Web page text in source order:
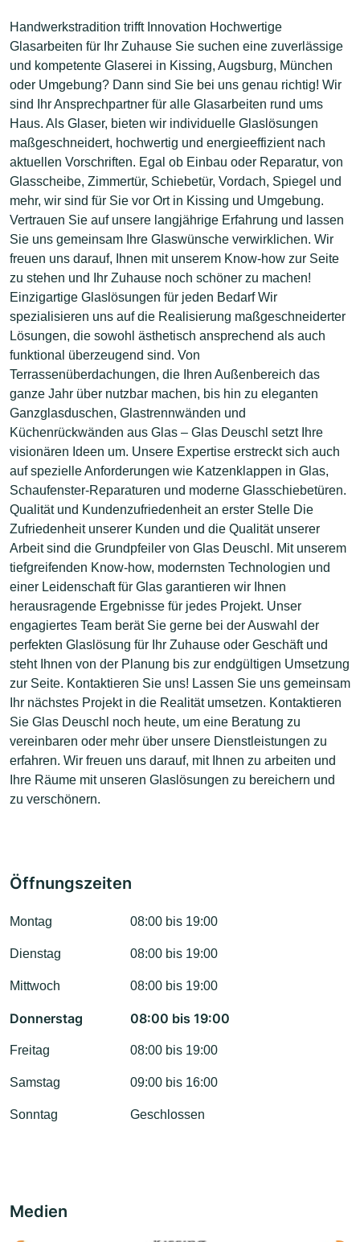
Handwerkstradition trifft Innovation Hochwertige
Glasarbeiten für Ihr Zuhause Sie suchen eine zuverlässige
und kompetente Glaserei in Kissing, Augsburg, München
oder Umgebung? Dann sind Sie bei uns genau richtig! Wir
sind Ihr Ansprechpartner für alle Glasarbeiten rund ums
Haus. Als Glaser, bieten wir individuelle Glaslösungen
maßgeschneidert, hochwertig und energieeffizient nach
aktuellen Vorschriften. Egal ob Einbau oder Reparatur, von
Glasscheibe, Zimmertür, Schiebetür, Vordach, Spiegel und
mehr, wir sind für Sie vor Ort in Kissing und Umgebung.
Vertrauen Sie auf unsere langjährige Erfahrung und lassen
Sie uns gemeinsam Ihre Glaswünsche verwirklichen. Wir
freuen uns darauf, Ihnen mit unserem Know-how zur Seite
zu stehen und Ihr Zuhause noch schöner zu machen!
Einzigartige Glaslösungen für jeden Bedarf Wir
spezialisieren uns auf die Realisierung maßgeschneiderter
Lösungen, die sowohl ästhetisch ansprechend als auch
funktional überzeugend sind. Von
Terrassenüberdachungen, die Ihren Außenbereich das
ganze Jahr über nutzbar machen, bis hin zu eleganten
Ganzglasduschen, Glastrennwänden und
Küchenrückwänden aus Glas – Glas Deuschl setzt Ihre
visionären Ideen um. Unsere Expertise erstreckt sich auch
auf spezielle Anforderungen wie Katzenklappen in Glas,
Schaufenster-Reparaturen und moderne Glasschiebetüren.
Qualität und Kundenzufriedenheit an erster Stelle Die
Zufriedenheit unserer Kunden und die Qualität unserer
Arbeit sind die Grundpfeiler von Glas Deuschl. Mit unserem
tiefgreifenden Know-how, modernsten Technologien und
einer Leidenschaft für Glas garantieren wir Ihnen
herausragende Ergebnisse für jedes Projekt. Unser
engagiertes Team berät Sie gerne bei der Auswahl der
perfekten Glaslösung für Ihr Zuhause oder Geschäft und
steht Ihnen von der Planung bis zur endgültigen Umsetzung
zur Seite. Kontaktieren Sie uns! Lassen Sie uns gemeinsam
Ihr nächstes Projekt in die Realität umsetzen. Kontaktieren
Sie Glas Deuschl noch heute, um eine Beratung zu
vereinbaren oder mehr über unsere Dienstleistungen zu
erfahren. Wir freuen uns darauf, mit Ihnen zu arbeiten und
Ihre Räume mit unseren Glaslösungen zu bereichern und
zu verschönern.
Öffnungszeiten
Montag 08:00 bis 19:00
Dienstag 08:00 bis 19:00
Mittwoch 08:00 bis 19:00
Donnerstag 08:00 bis 19:00
Freitag 08:00 bis 19:00
Samstag 09:00 bis 16:00
Sonntag Geschlossen
Medien